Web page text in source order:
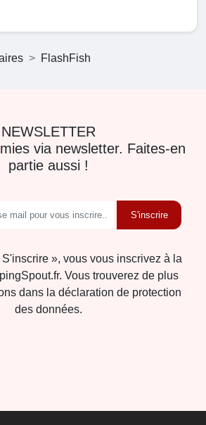
FlashFish
NEWSLETTER
via newsletter. Faites-en
partie aussi !
S'inscrire
», vous vous inscrivez à la
Vous trouverez de plus
dans la déclaration de protection
des données.